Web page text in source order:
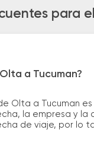
para
a Tucuman?
Olta a Tucuman
la empresa y
de viaje, por lo